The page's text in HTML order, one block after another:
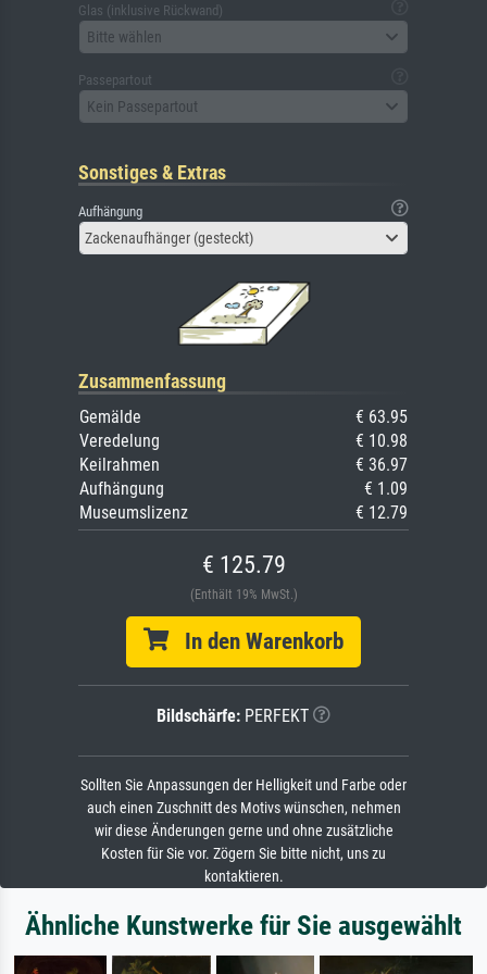
Glas (inklusive Rückwand)
Bitte wählen
Passepartout
Kein Passepartout
Sonstiges & Extras
Aufhängung
Zackenaufhänger (gesteckt)
Zusammenfassung
Gemälde
€ 63.95
Veredelung
€ 10.98
Keilrahmen
€ 36.97
Aufhängung
€ 1.09
Museumslizenz
€ 12.79
€ 125.79
(Enthält 19% MwSt.)
In den Warenkorb
Bildschärfe: PERFEKT
Sollten Sie Anpassungen der Helligkeit und Farbe oder
auch einen Zuschnitt des Motivs wünschen, nehmen
wir diese Änderungen gerne und ohne zusätzliche
Kosten für Sie vor. Zögern Sie bitte nicht, uns zu
kontaktieren.
Ähnliche Kunstwerke für Sie ausgewählt